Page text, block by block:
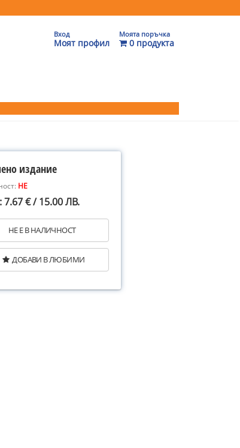
Вход
Моят профил
Моята поръчка
0 продукта
издание
НЕ
7.67 € / 15.00 ЛВ.
НЕ Е В НАЛИЧНОСТ
ДОБАВИ В ЛЮБИМИ